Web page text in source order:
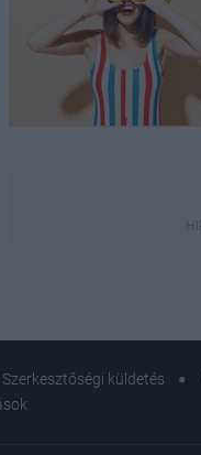
Szerkesztőségi küldetés